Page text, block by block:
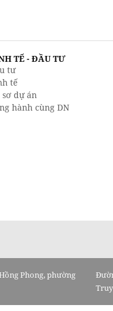
TẾ - ĐẦU TƯ
tư
tế
sơ dự án
hành cùng DN
Phong, phường